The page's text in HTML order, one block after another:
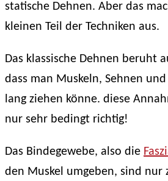
statische Dehnen. Aber das
kleinen Teil der Techniken aus.
Das klassische Dehnen beruht
dass man Muskeln, Sehnen
lang ziehen könne. diese
nur sehr bedingt richtig!
Das Bindegewebe, also die
den Muskel umgeben, sind nur